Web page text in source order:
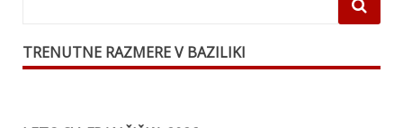
TRENUTNE RAZMERE V BAZILIKI